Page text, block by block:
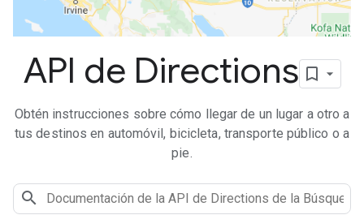
API de Directions
Obtén instrucciones sobre cómo llegar de un lugar a otro a
tus destinos en automóvil, bicicleta, transporte público o a
pie.